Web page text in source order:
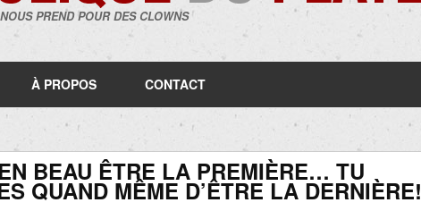
PREND POUR DES CLOWNS
au
À PROPOS CONTACT
BEAU ÊTRE LA PREMIÈRE… TU
QUAND MÊME D’ÊTRE LA DERNIÈRE!